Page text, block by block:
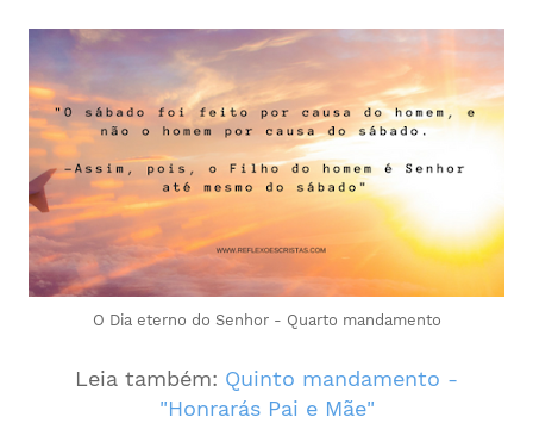
O Dia eterno do Senhor - Quarto mandamento
Leia também: Quinto mandamento -
"Honrarás Pai e Mãe"